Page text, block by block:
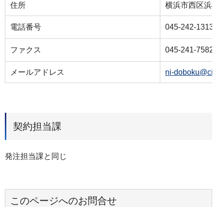
住所 横浜市⻄区浜
電話番号 045-242-1313
ファクス 045-241-7582
メールアドレス ni-
契約担当課
発注担当課と同じ
このページへのお問合せ